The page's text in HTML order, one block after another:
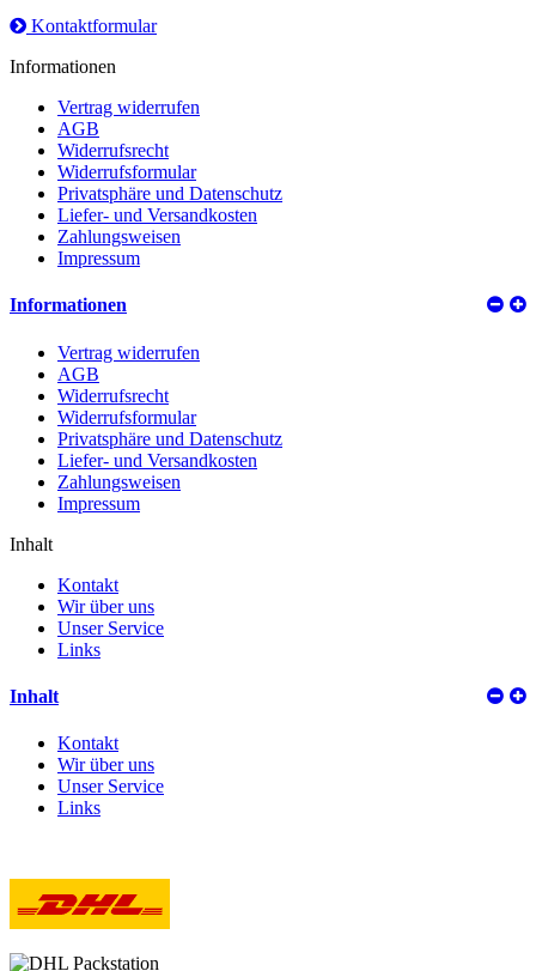
Kontaktformular
Informationen
Vertrag widerrufen
AGB
Widerrufsrecht
Widerrufsformular
Privatsphäre und Datenschutz
Liefer- und Versandkosten
Zahlungsweisen
Impressum
Informationen
Vertrag widerrufen
AGB
Widerrufsrecht
Widerrufsformular
Privatsphäre und Datenschutz
Liefer- und Versandkosten
Zahlungsweisen
Impressum
Inhalt
Kontakt
Wir über uns
Unser Service
Links
Inhalt
Kontakt
Wir über uns
Unser Service
Links